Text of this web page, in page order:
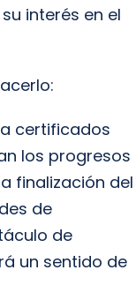
interés en el
certificados
los progresos
finalización del
de
de
un sentido de